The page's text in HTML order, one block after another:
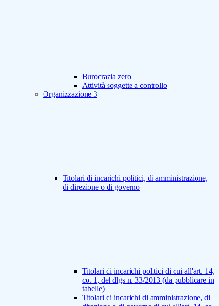
Burocrazia zero
Attività soggette a controllo
Organizzazione 3
Titolari di incarichi politici, di amministrazione,
di direzione o di governo
Titolari di incarichi politici di cui all'art. 14,
co. 1, del dlgs n. 33/2013 (da pubblicare in
tabelle)
Titolari di incarichi di amministrazione, di